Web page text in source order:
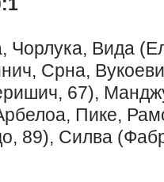
Чорлука, Вида
Срна,
67),
Пике,
89), Силва